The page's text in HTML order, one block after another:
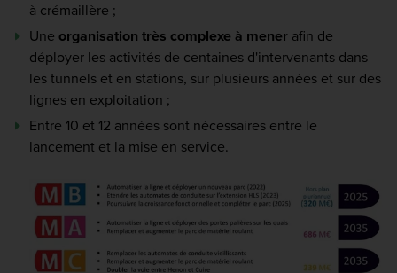
à crémaillère ;
Une organisation très complexe à mener afin de
déployer les activités de centaines d'intervenants dans
les tunnels et en stations, sur plusieurs années et sur des
lignes en exploitation ;
Entre 10 et 12 années sont nécessaires entre le
lancement et la mise en service.